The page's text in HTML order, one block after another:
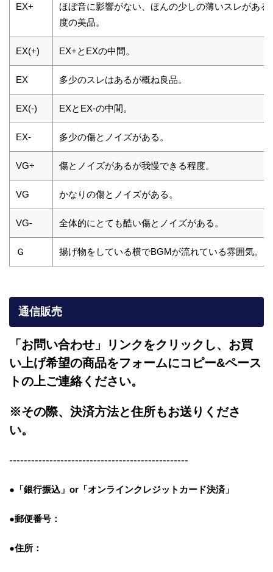
EX+
ほぼ音に影響がない、ほんの少しの薄いスレがある
度の美品。
EX(+) EX+とEXの中間。
EX 多少のスレはあるが概ね良品。
EX(-) EXとEX-の中間。
EX- 多少の傷とノイズがある。
VG+ 傷とノイズがあるが我慢できる程度。
VG かなりの傷とノイズがある。
VG- 全体的にとても酷い傷とノイズがある。
Ｇ 揚げ物をしている横でBGMが流れている雰囲気。
通信販売
「お問い合わせ」リンクをクリックし、 お買
い上げ希望の商品をフォームにコピー&ペース
トの上ご連絡ください。
※その際、決済方法と住所もお送りくださ
い。
-------------------------------------------------
●「銀行振込」or「オンラインクレジットカード決済」
●郵便番号：
●住所：